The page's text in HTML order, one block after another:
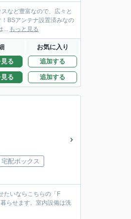
など豊富なので、広々と
BSアンテナ設置済みなの
... もっと見る
お気に入り
る 追加する
る 追加する
宅配ボックス
たいならこちらの「F
らせます。室内設備は洗